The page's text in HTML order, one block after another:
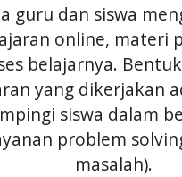
guru dan siswa
online, materi
belajarnya.
yang dikerjakan
siswa dalam
problem
masalah).